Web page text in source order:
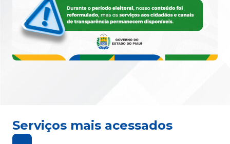
Serviços mais acessados